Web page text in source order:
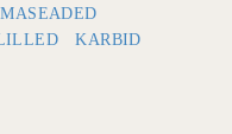
KARBID